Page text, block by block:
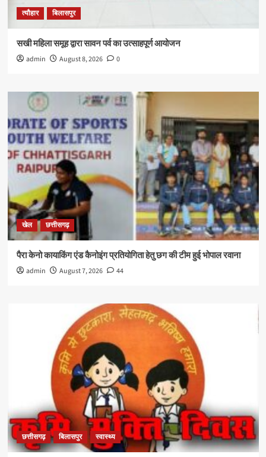
त्यौहार बिलासपुर
सखी महिला समूह द्वारा सावन पर्व का उत्साहपूर्ण आयोजन
admin August 8, 2026 0
खेल छत्तीसगढ़
पैरा केनो कायाकिंग एंड कैनोइंग प्रतियोगिता हेतु छग की टीम हुई भोपाल रवाना
admin August 7, 2026 44
छत्तीसगढ़ बिलासपुर स्वास्थ्य